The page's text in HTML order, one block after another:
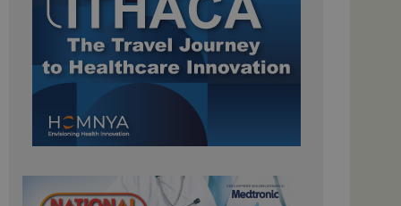
sulle pagine
Universal
del
da Google.
utenti
in modo casuale
in ogni richiesta
di analisi dei